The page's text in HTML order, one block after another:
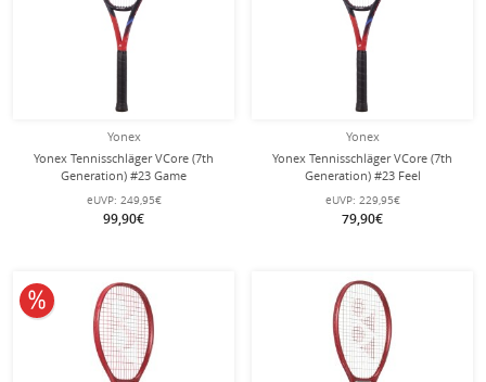
Yonex
Yonex Tennisschläger VCore (7th
Generation) #23 Game
100in/265g/Allround rot - besaitet -
eUVP: 249,95€
99,90€
Yonex
Yonex Tennisschläger VCore (7th
Generation) #23 Feel
100in/250g/Allround rot - besaitet -
eUVP: 229,95€
79,90€
10% reduziert